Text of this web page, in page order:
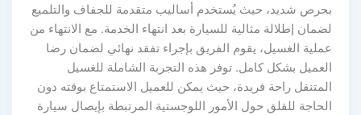
بحرص شديد، حيث يُستخدم أساليب متقدمة للجفاف والتلميع
لضمان إطلالة مثالية للسيارة بعد انتهاء الخدمة. مع الانتهاء من
عملية الغسيل، يقوم الفريق بإجراء تفقد نهائي لضمان رضا
العميل بشكل كامل. توفر هذه التجربة الشاملة للغسيل
المتنقل راحة فريدة، حيث يمكن للعميل الاستمتاع بوقته دون
الحاجة للقلق حول الأمور اللوجستية المرتبطة بإيصال سيارة